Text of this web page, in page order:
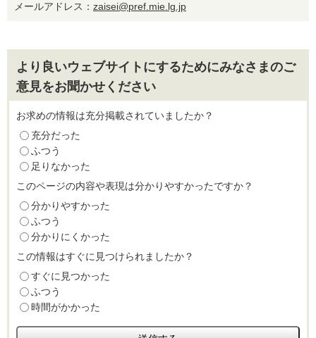
メールアドレス： zaisei@pref.mie.lg.jp
より良いウェブサイトにするためにみなさまのご
意見をお聞かせください
お求めの情報は充分掲載されていましたか？
充分だった
ふつう
足りなかった
このページの内容や表現は分かりやすかったですか？
分かりやすかった
ふつう
分かりにくかった
この情報はすぐに見つけられましたか？
すぐに見つかった
ふつう
時間がかかった